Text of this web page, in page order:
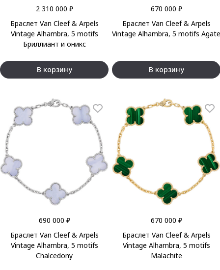
2 310 000 ₽
Браслет Van Cleef & Arpels
Vintage Alhambra, 5 motifs
Бриллиант и оникс
В корзину
670 000 ₽
Браслет Van Cleef & Arpels
Vintage Alhambra, 5 motifs Agate
В корзину
690 000 ₽
Браслет Van Cleef & Arpels
Vintage Alhambra, 5 motifs
Chalcedony
670 000 ₽
Браслет Van Cleef & Arpels
Vintage Alhambra, 5 motifs
Malachite